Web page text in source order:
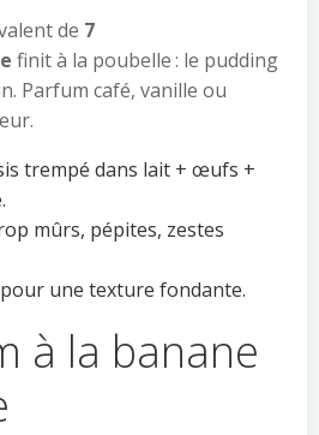
de 7
finit à la poubelle : le pudding
Parfum café, vanille ou
trempé dans lait + œufs +
mûrs, pépites, zestes
pour une texture fondante.
à la banane